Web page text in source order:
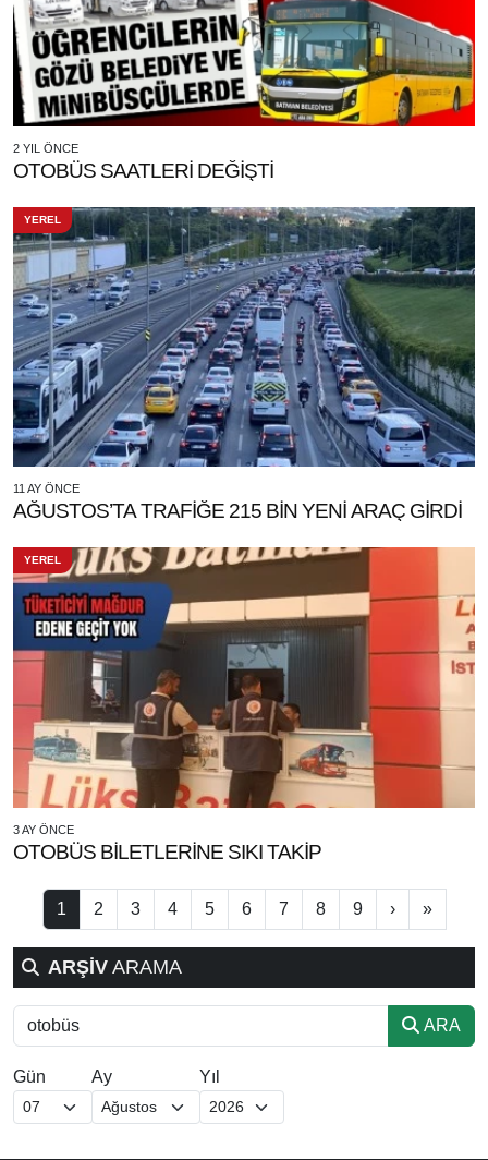
2 YIL ÖNCE
OTOBÜS SAATLERİ DEĞİŞTİ
YEREL
11 AY ÖNCE
AĞUSTOS’TA TRAFİĞE 215 BİN YENİ ARAÇ GİRDİ
YEREL
3 AY ÖNCE
OTOBÜS BİLETLERİNE SIKI TAKİP
1 2 3 4 5 6 7 8 9 › »
ARŞİV ARAMA
ARA
Gün Ay Yıl